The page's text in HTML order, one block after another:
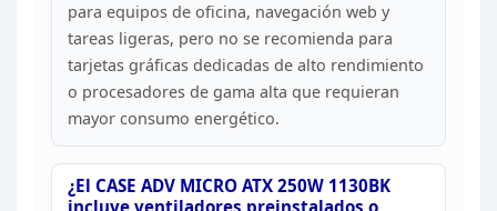
para equipos de oficina, navegación web y
tareas ligeras, pero no se recomienda para
tarjetas gráficas dedicadas de alto rendimiento
o procesadores de gama alta que requieran
mayor consumo energético.
¿El CASE ADV MICRO ATX 250W 1130BK
incluye ventiladores preinstalados o